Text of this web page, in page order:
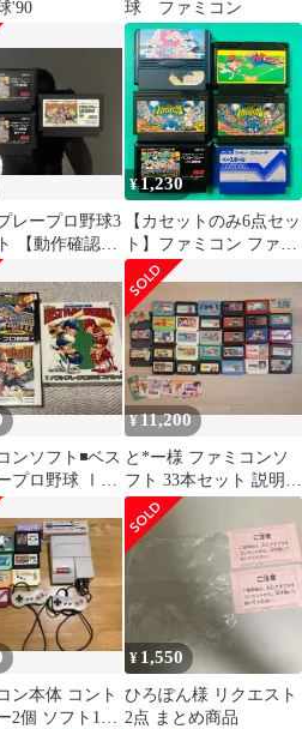
'90 球 ファミコン
レープロ野球3
【動作確認
ミコン
¥ 1,230
【カセットのみ6点セッ
ト】ファミコン ファミ
スタ'89 開幕版!! プロ野
球ファミリースタジア
ム'88 究極ハリキリスタ
ジアム 究極ハリキリス
タジアム'88選手新デー
タバージョン ベストプ
レープロ野球 ベースボ
ール FC
ンソフト◾️ベス
プロ野球 Ⅰ・
ャル◾️箱、取
属
¥11,200
と*ー様 ​ファミコンソ
フト 33本セット 説明書
付（マリオ・ドラク
エ・ドラゴン
ン本体 コント
2個 ソフト11
¥ 1,550
ひろぽん様 リクエスト
2点 まとめ商品